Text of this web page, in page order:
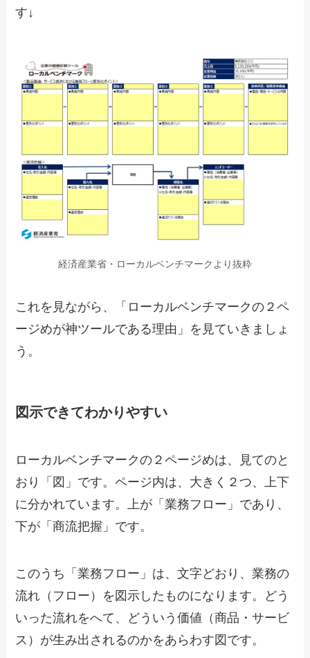
す↓
経済産業省・ローカルベンチマークより抜粋
これを見ながら、「ローカルベンチマークの２ペ
ージめが神ツールである理由」を見ていきましょ
う。
図示できてわかりやすい
ローカルベンチマークの２ページめは、見てのと
おり「図」です。ページ内は、大きく２つ、上下
に分かれています。上が「業務フロー」であり、
下が「商流把握」です。
このうち「業務フロー」は、文字どおり、業務の
流れ（フロー）を図示したものになります。どう
いった流れをへて、どういう価値（商品・サービ
ス）が生み出されるのかをあらわす図です。